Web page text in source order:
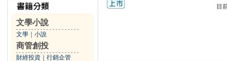
文學小說
文學 小說
商管創投
財經投資 行銷企管
目